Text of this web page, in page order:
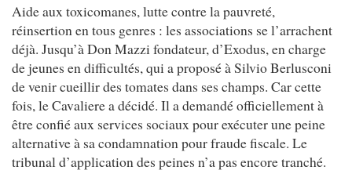
Aide aux toxicomanes, lutte contre la pauvreté,
réinsertion en tous genres : les associations se l’arrachent
déjà. Jusqu’à Don Mazzi fondateur, d’Exodus, en charge
de jeunes en difficultés, qui a proposé à Silvio Berlusconi
de venir cueillir des tomates dans ses champs. Car cette
fois, le Cavaliere a décidé. Il a demandé officiellement à
être confié aux services sociaux pour exécuter une peine
alternative à sa condamnation pour fraude fiscale. Le
tribunal d’application des peines n’a pas encore tranché.